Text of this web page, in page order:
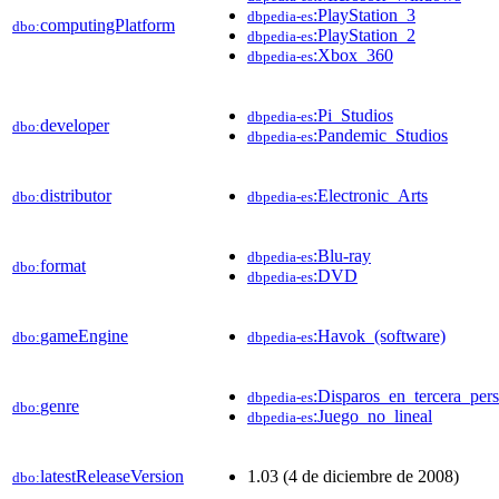
dbo:computingPlatform dbpedia-es:PlayStation_3
dbpedia-es:PlayStation_2
dbpedia-es:Xbox_360
dbo:developer dbpedia-es:Pi_Studios
dbpedia-es:Pandemic_Studios
dbo:distributor dbpedia-es:Electronic_Arts
dbo:format dbpedia-es:Blu-ray
dbpedia-es:DVD
dbo:gameEngine dbpedia-es:Havok_(software)
dbo:genre dbpedia-es
dbpedia-es:Juego_no_lineal
dbo:latestReleaseVersion 1.03 (4 de diciembre de 2008)